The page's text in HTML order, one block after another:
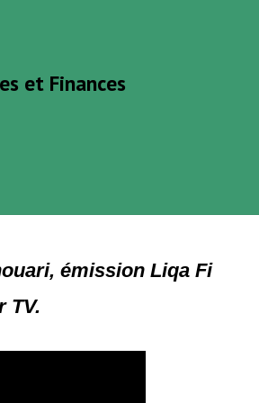
et Finances
émission Liqa Fi
TV.